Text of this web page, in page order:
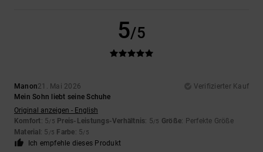
5/5
Manon21. Mai 2026
Verifizierter Kauf
Mein Sohn liebt seine Schuhe
Original anzeigen - English
Komfort: 5/5 Preis-Leistungs-Verhältnis: 5/5 Größe: Perfekte Größe
Material : 5 /5 Farbe: 5/5
Ich empfehle dieses Produkt